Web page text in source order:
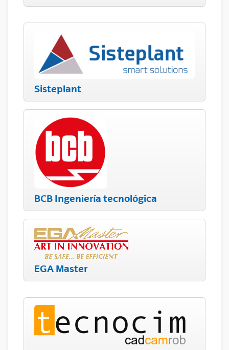
Sisteplant
BCB Ingeniería tecnológica
EGA Master